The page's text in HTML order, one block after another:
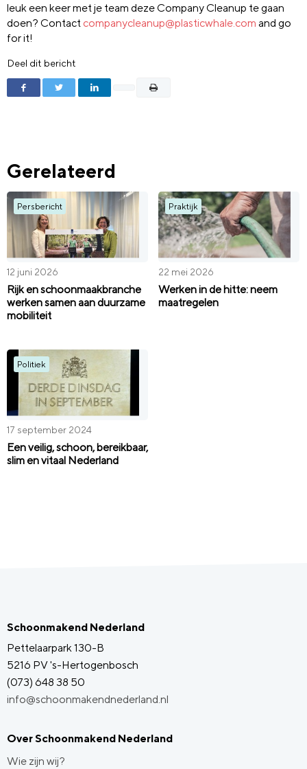
leuk een keer met je team deze Company Cleanup te gaan
doen? Contact companycleanup@plasticwhale.com and go
for it!
Deel dit bericht
Gerelateerd
Persbericht
12 juni 2026
Rijk en schoonmaakbranche
werken samen aan duurzame
mobiliteit
Praktijk
22 mei 2026
Werken in de hitte: neem
maatregelen
Politiek
17 september 2024
Een veilig, schoon, bereikbaar,
slim en vitaal Nederland
Schoonmakend Nederland
Pettelaarpark 130-B
5216 PV 's-Hertogenbosch
(073) 648 38 50
info@schoonmakendnederland.nl
Over Schoonmakend Nederland
Wie zijn wij?